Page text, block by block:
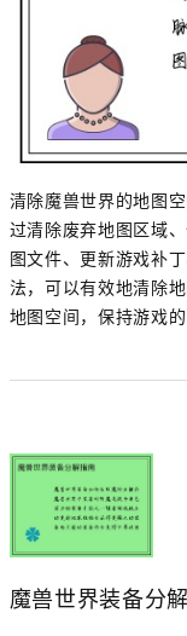
清除魔兽世界的地图
过清除废弃地图区域
图文件、更新游戏补
法，可以有效地清除
地图空间，保持游戏的
魔兽世界装备分